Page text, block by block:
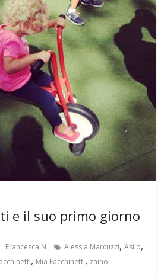
e il suo primo giorno
Francesca N Alessia Marcuzzi,Asilo,
, Mia Facchinetti, zaino